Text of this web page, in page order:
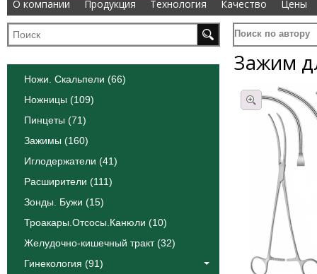
О компании
Продукция Технология Качество Цены
О компании
Продукция Технология Качество Цены
Поиск по автору
Ножи. Скальпели (66)
Ножницы (109)
Пинцеты (71)
Зажимы (160)
Иглодержатели (41)
Расширители (111)
Зонды. Бужи (15)
Троакары.Отсосы.Канюли (10)
Желудочно-кишечный тракт (32)
Гинекология (91)
Зажим